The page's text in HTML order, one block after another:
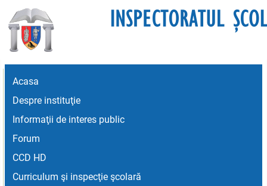
Acasa
Despre instituţie
Informaţii de interes public
Forum
CCD HD
Curriculum şi inspecţie şcolară